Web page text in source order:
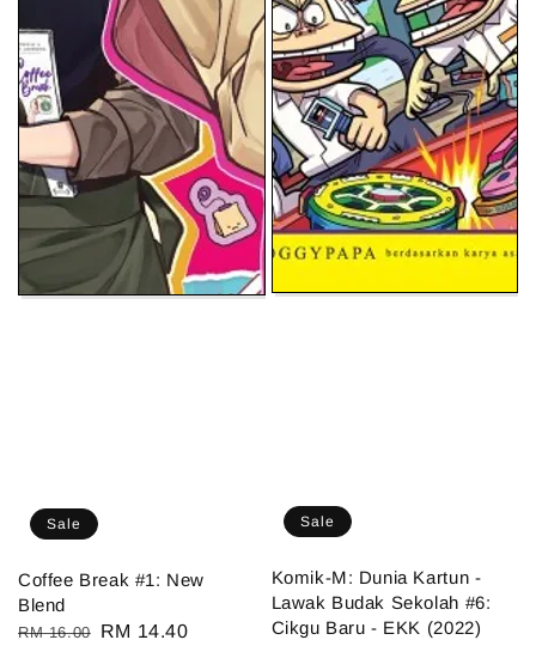
Sale
Coffee Break #1: New
Blend
Regular
RM 16.00
Sale
RM 14.40
Sale
Komik-M: Dunia Kartun -
Lawak Budak Sekolah #6:
Cikgu Baru - EKK (2022)